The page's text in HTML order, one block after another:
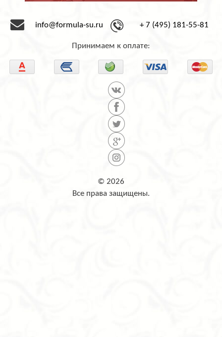
info@formula-su.ru + 7 (495) 181-55-81
Принимаем к оплате:
© 2026
Все права защищены.